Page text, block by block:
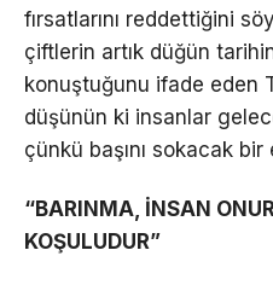
fırsatlarını reddettiğini
çiftlerin artık düğün
konuştuğunu ifade eden
düşünün ki insanlar
çünkü başını sokacak
“BARINMA, İNSAN
KOŞULUDUR”